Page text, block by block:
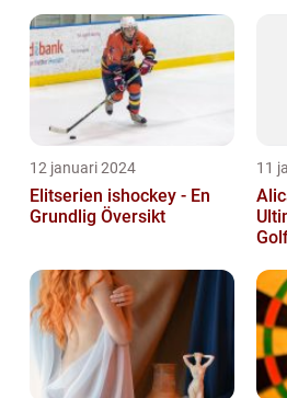
12 januari 2024
Elitserien ishockey - En
Grundlig Översikt
11